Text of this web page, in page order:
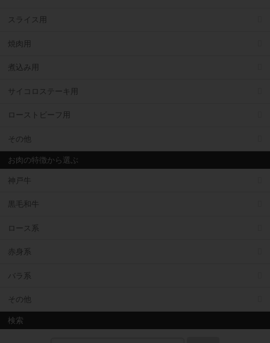
スライス用
焼肉用
煮込み用
サイコロステーキ用
ローストビーフ用
その他
お肉の特徴から選ぶ
神戸牛
黒毛和牛
ロース系
赤身系
バラ系
その他
検索